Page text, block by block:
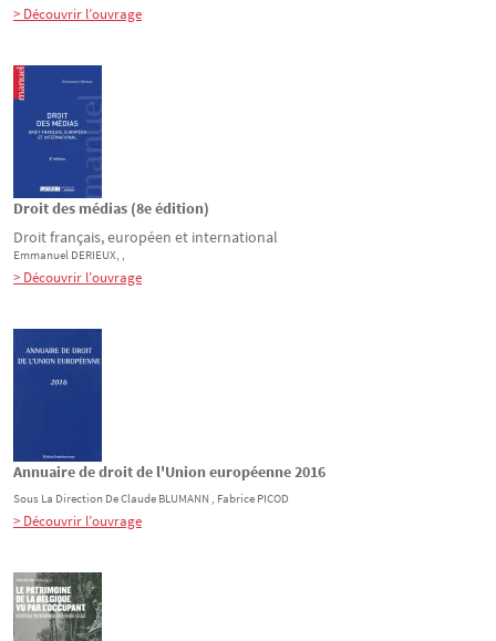
> Découvrir l’ouvrage
Droit des médias (8e édition)
Droit français, européen et international
Emmanuel DERIEUX, ,
> Découvrir l’ouvrage
Annuaire de droit de l'Union européenne 2016
Sous La Direction DeClaude BLUMANN , Fabrice PICOD
> Découvrir l’ouvrage